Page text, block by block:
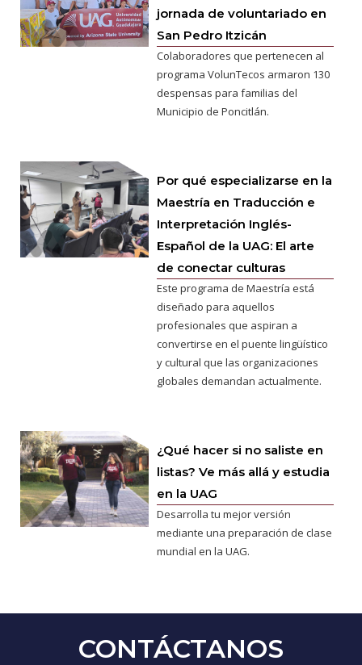
jornada de voluntariado en
San Pedro Itzicán
Colaboradores que pertenecen al
programa VolunTecos armaron 130
despensas para familias del
Municipio de Poncitlán.
Por qué especializarse en la
Maestría en Traducción e
Interpretación Inglés-
Español de la UAG: El arte
de conectar culturas
Este programa de Maestría está
diseñado para aquellos
profesionales que aspiran a
convertirse en el puente lingüístico
y cultural que las organizaciones
globales demandan actualmente.
¿Qué hacer si no saliste en
listas? Ve más allá y estudia
en la UAG
Desarrolla tu mejor versión
mediante una preparación de clase
mundial en la UAG.
CONTÁCTANOS